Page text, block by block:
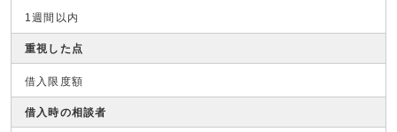
1週間以内
重視した点
借入限度額
借入時の相談者